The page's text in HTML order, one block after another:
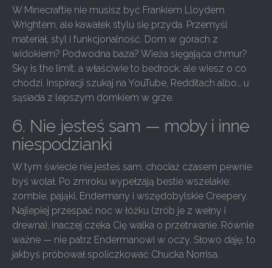
W Minecraftie nie musisz być Frankiem Lloydem
Wrightem, ale kawałek stylu się przyda. Przemyśl
materiał, styl i funkcjonalność. Dom w górach z
widokiem? Podwodna baza? Wieża sięgająca chmur?
Sky is the limit, a właściwie to bedrock, ale wiesz o co
chodzi. Inspiracji szukaj na YouTube, Redditach albo… u
sąsiada z lepszym domkiem w grze.
6. Nie jesteś sam — moby i inne
niespodzianki
W tym świecie nie jesteś sam, chociaż czasem pewnie
byś wolał. Po zmroku wypełzają bestie wszelakie:
zombie, pająki, Endermany i wszędobylskie Creepery.
Najlepiej przespać noc w łóżku (zrób je z wełny i
drewna), inaczej czeka Cię walka o przetrwanie. Równie
ważne — nie patrz Endermanowi w oczy. Słowo daję, to
jakbyś próbował spoliczkować Chucka Norrisa.